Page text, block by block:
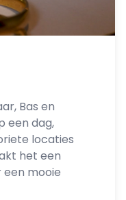
Bas en
een dag,
locaties
het een
mooie